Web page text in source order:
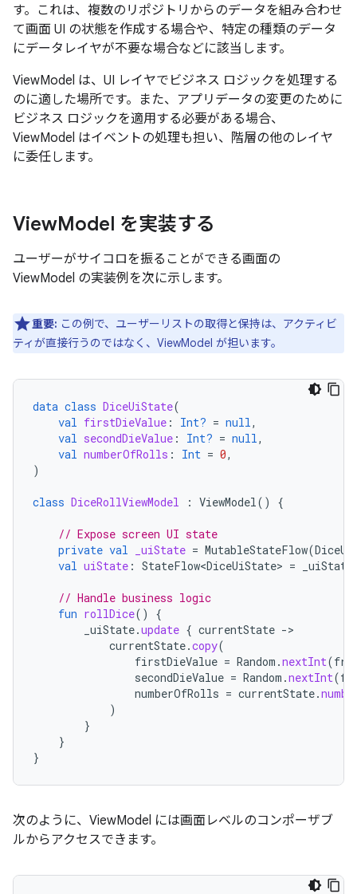
す。これは、複数のリポジトリからのデータを組み合わせ
て画面 UI の状態を作成する場合や、特定の種類のデータ
にデータレイヤが不要な場合などに該当します。
ViewModel は、UI レイヤでビジネス ロジックを処理する
のに適した場所です。また、アプリデータの変更のために
ビジネス ロジックを適用する必要がある場合、
ViewModel はイベントの処理も担い、階層の他のレイヤ
に委任します。
ViewModel を実装する
ユーザーがサイコロを振ることができる画面の
ViewModel の実装例を次に示します。
重要: この例で、ユーザーリストの取得と保持は、アクティビ
ティが直接行うのではなく、ViewModel が担います。
data class DiceUiState(
val firstDieValue : Int? = null,
val secondDieValue : Int? = null,
val numberOfRolls : Int = 0,
)
class DiceRollViewModel : ViewModel() {
// Expose screen UI state
private val _uiState = MutableStateFlow(
val uiState : StateFlow<DiceUiState> = _uiState
// Handle business logic
fun rollDice()
{
_uiState.update { currentState -
currentState.copy(
firstDieValue = Random .nextInt(
secondDieValue = Random .nextInt(
numberOfRolls = currentState.
)
}
}
}
次のように、ViewModel には画面レベルのコンポーザブ
ルからアクセスできます。